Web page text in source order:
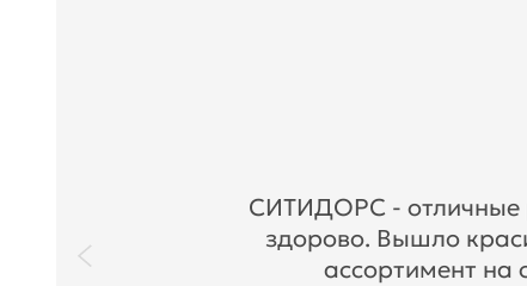
СИТИДОРС - отличные
здорово. Вышло
ассортимент на